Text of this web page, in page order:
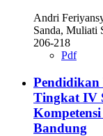
Andri
Sanda, Muliati
206-218
Pdf
Pendidikan
Tingkat IV
Bandung